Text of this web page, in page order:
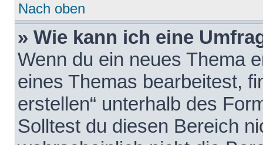
Nach oben
» Wie kann ich eine
Wenn du ein neues Thema
eines Themas bearbeitest,
erstellen“ unterhalb des
Solltest du diesen Bereich